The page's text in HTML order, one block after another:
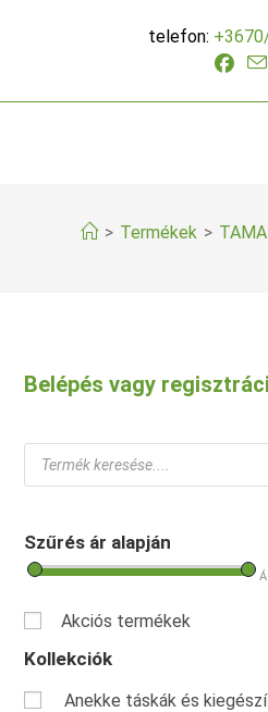
telefon:
> Termékek >
Belépés vagy
Products
search
Szűrés ár alapján
Akciós termékek
Kollekciók
Anekke táskák és